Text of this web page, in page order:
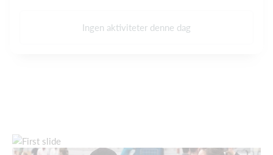
Ingen aktiviteter denne dag